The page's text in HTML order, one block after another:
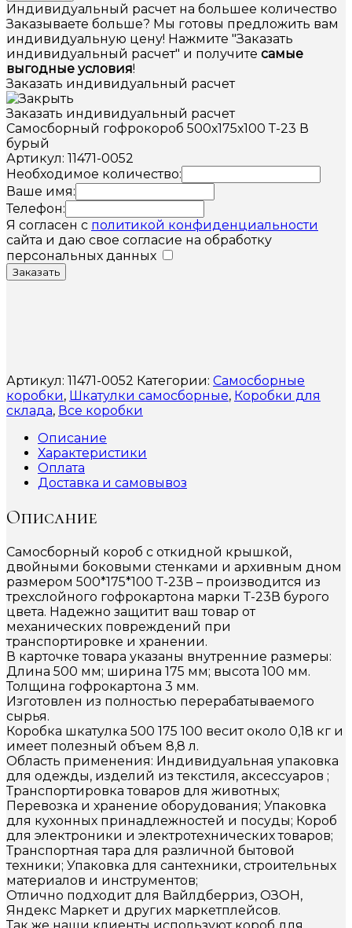
Индивидуальный расчет на большее количество
Заказываете больше? Мы готовы предложить вам
индивидуальную цену! Нажмите "Заказать
индивидуальный расчет" и получите самые
выгодные условия!
Заказать индивидуальный расчет
Заказать индивидуальный расчет
Самосборный гофрокороб 500х175х100 Т-23 В
бурый
Артикул: 11471-0052
Необходимое количество:
Ваше имя:
Телефон:
Я согласен с политикой конфиденциальности
сайта и даю свое согласие на обработку
персональных данных
Заказать
Артикул: 11471-0052 Категории: Самосборные
коробки, Шкатулки самосборные, Коробки для
склада, Все коробки
Описание
Характеристики
Оплата
Доставка и самовывоз
Описание
Самосборный короб с откидной крышкой,
двойными боковыми стенками и архивным дном
размером 500*175*100 Т-23В – производится из
трехслойного гофрокартона марки Т-23В бурого
цвета. Надежно защитит ваш товар от
механических повреждений при
транспортировке и хранении.
В карточке товара указаны внутренние размеры:
Длина 500 мм; ширина 175 мм; высота 100 мм.
Толщина гофрокартона 3 мм.
Изготовлен из полностью перерабатываемого
сырья.
Коробка шкатулка 500 175 100 весит около 0,18 кг и
имеет полезный объем 8,8 л.
Область применения: Индивидуальная упаковка
для одежды, изделий из текстиля, аксессуаров ;
Транспортировка товаров для животных;
Перевозка и хранение оборудования; Упаковка
для кухонных принадлежностей и посуды; Короб
для электроники и электротехнических товаров;
Транспортная тара для различной бытовой
техники; Упаковка для сантехники, строительных
материалов и инструментов;
Отлично подходит для Вайлдберриз, ОЗОН,
Яндекс Маркет и других маркетплейсов.
Так же наши клиенты используют короб для